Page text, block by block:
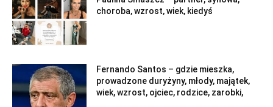
choroba, wzrost, wiek, kiedyś
Fernando Santos – gdzie mieszka,
prowadzone duryżyny, młody, majątek,
wiek, wzrost, ojciec, rodzice, zarobki,